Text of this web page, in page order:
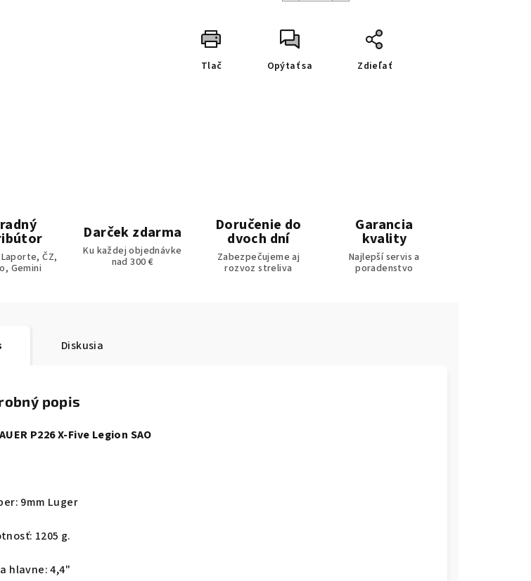
Tlač Opýtať sa Zdieľať
ČZ,
Gemini
Darček zdarma
Ku každej objednávke
nad 300 €
Doručenie do
dvoch dní
Zabezpečujeme aj
rozvoz streliva
Garancia
kvality
Najlepší servis a
poradenstvo
Diskusia
popis
P226 X-Five Legion SAO
9mm Luger
1205 g.
hlavne: 4,4"